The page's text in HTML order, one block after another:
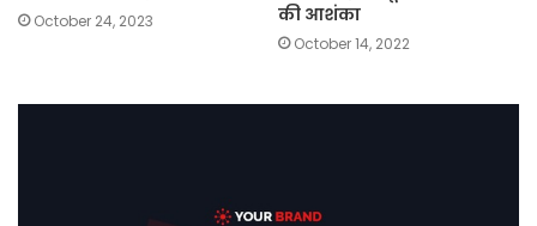
October 24, 2023
की आशंका
October 14, 2022